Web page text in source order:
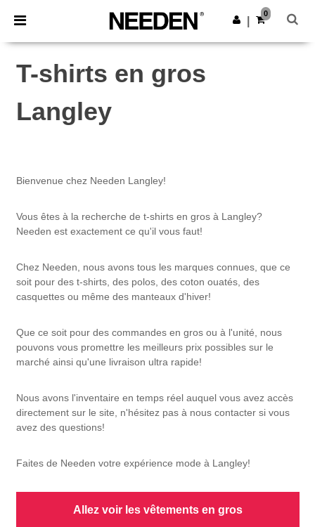
× Appli Needen
Meilleurs prix sur l’app !
Obtenir l'appli
0
T-shirts en gros
Langley
Bienvenue chez Needen Langley!
Vous êtes à la recherche de t-shirts en gros à Langley?
Needen est exactement ce qu'il vous faut!
Chez Needen, nous avons tous les marques connues, que ce
soit pour des t-shirts, des polos, des coton ouatés, des
casquettes ou même des manteaux d'hiver!
Que ce soit pour des commandes en gros ou à l'unité, nous
pouvons vous promettre les meilleurs prix possibles sur le
marché ainsi qu'une livraison ultra rapide!
Nous avons l'inventaire en temps réel auquel vous avez accès
directement sur le site, n'hésitez pas à nous contacter si vous
avez des questions!
Faites de Needen votre expérience mode à Langley!
Allez voir les vêtements en gros